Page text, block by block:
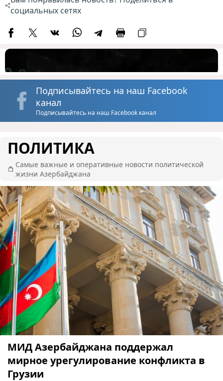
социальных сетях
Подписывайтесь на наш Facebook
канал
Подписывайтесь на наш Facebook канал
ПОЛИТИКА
Самые важные и оперативные новости политической
жизни Азербайджана
МИД Азербайджана поддержал
мирное урегулирование конфликта в
Грузии